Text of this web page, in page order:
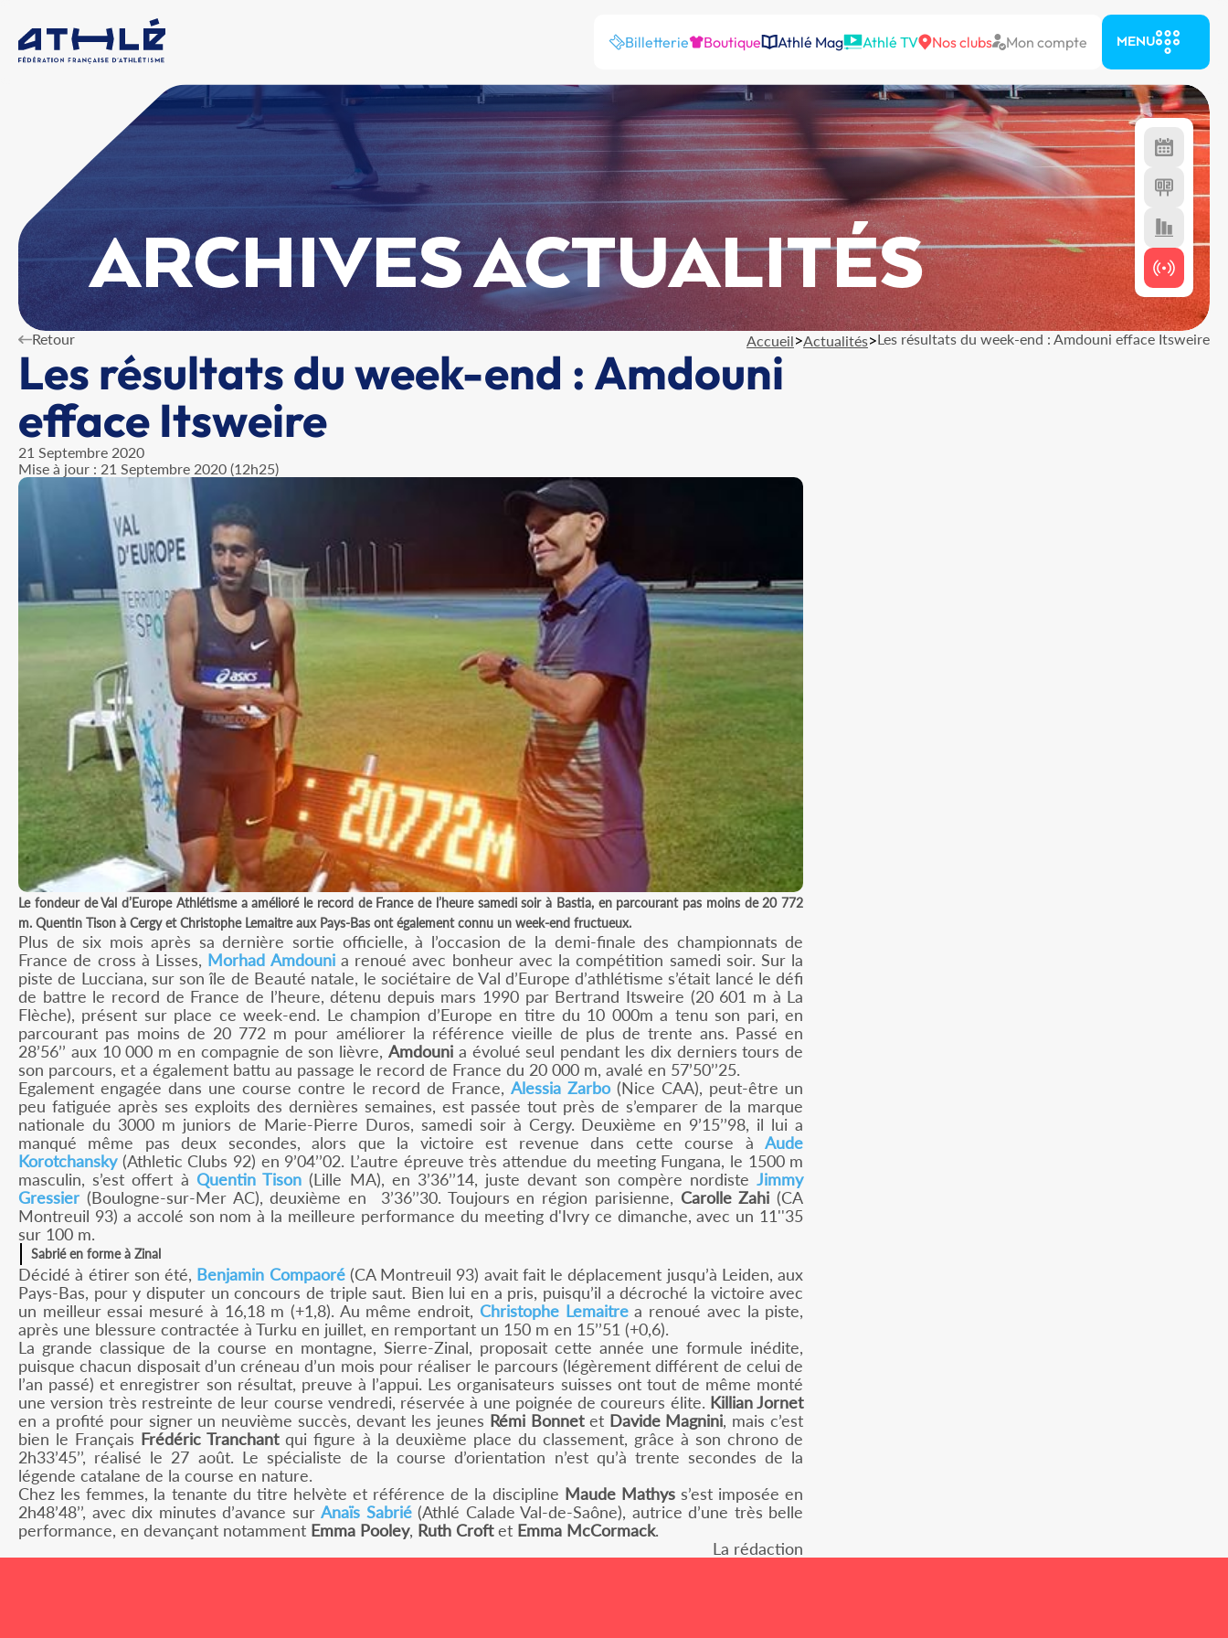
Billetterie Boutique Athlé Mag Athlé TV Nos clubs Mon compte MENU
ARCHIVES ACTUALITÉS
Retour Accueil>Actualités>Les résultats du week-end : Amdouni efface Itsweire
Les résultats du week-end : Amdouni
efface Itsweire
21 Septembre 2020
Mise à jour : 21 Septembre 2020 (12h25)
Le fondeur de Val d’Europe Athlétisme a amélioré le record de France de l’heure samedi soir à Bastia, en parcourant pas moins de 20 772
m. Quentin Tison à Cergy et Christophe Lemaitre aux Pays-Bas ont également connu un week-end fructueux.
Plus de six mois après sa dernière sortie officielle, à l’occasion de la demi-finale des championnats de
France de cross à Lisses, Morhad Amdounia renoué avec bonheur avec la compétition samedi soir. Sur la
piste de Lucciana, sur son île de Beauté natale, le sociétaire de Val d’Europe d’athlétisme s’était lancé le défi
de battre le record de France de l’heure, détenu depuis mars 1990 par Bertrand Itsweire (20 601 m à La
Flèche), présent sur place ce week-end. Le champion d’Europe en titre du 10 000m a tenu son pari, en
parcourant pas moins de 20 772 m pour améliorer la référence vieille de plus de trente ans. Passé en
28’56’’ aux 10 000 m en compagnie de son lièvre,Amdouni a évolué seul pendant les dix derniers tours de
son parcours, et a également battu au passage le record de France du 20 000 m, avalé en 57’50’’25.
Egalement engagée dans une course contre le record de France, Alessia Zarbo(Nice CAA), peut-être un
peu fatiguée après ses exploits des dernières semaines, est passée tout près de s’emparer de la marque
nationale du 3000 m juniors de Marie-Pierre Duros, samedi soir à Cergy. Deuxième en 9’15’’98, il lui a
manqué même pas deux secondes, alors que la victoire est revenue dans cette course àAude
Korotchansky(Athletic Clubs 92) en 9’04’’02. L’autre épreuve très attendue du meeting Fungana, le 1500 m
masculin, s’est offert à Quentin Tison (Lille MA), en 3’36’’14, juste devant son compère nordisteJimmy
Gressier (Boulogne-sur-Mer AC), deuxième en 3’36’’30. Toujours en région parisienne, Carolle Zahi (CA
Montreuil 93) a accolé son nom à la meilleure performance du meeting d'Ivry ce dimanche, avec un 11''35
sur 100 m.
Sabrié en forme à Zinal
Décidé à étirer son été, Benjamin Compaoré(CA Montreuil 93) avait fait le déplacement jusqu’à Leiden, aux
Pays-Bas, pour y disputer un concours de triple saut. Bien lui en a pris, puisqu’il a décroché la victoire avec
un meilleur essai mesuré à 16,18 m (+1,8). Au même endroit, Christophe Lemaitrea renoué avec la piste,
après une blessure contractée à Turku en juillet, en remportant un 150 m en 15’’51 (+0,6).
La grande classique de la course en montagne, Sierre-Zinal, proposait cette année une formule inédite,
puisque chacun disposait d’un créneau d’un mois pour réaliser le parcours (légèrement différent de celui de
l’an passé) et enregistrer son résultat, preuve à l’appui. Les organisateurs suisses ont tout de même monté
une version très restreinte de leur course vendredi, réservée à une poignée de coureurs élite. Killian Jornet
en a profité pour signer un neuvième succès, devant les jeunes Rémi Bonnetet Davide Magnini, mais c’est
bien le Français Frédéric Tranchantqui figure à la deuxième place du classement, grâce à son chrono de
2h33’45’’, réalisé le 27 août. Le spécialiste de la course d’orientation n’est qu’à trente secondes de la
légende catalane de la course en nature.
Chez les femmes, la tenante du titre helvète et référence de la discipline Maude Mathyss’est imposée en
2h48’48’’, avec dix minutes d’avance surAnaïs Sabrié(Athlé Calade Val-de-Saône), autrice d’une très belle
performance, en devançant notamment Emma Pooley, Ruth Croftet Emma McCormack.
La rédaction